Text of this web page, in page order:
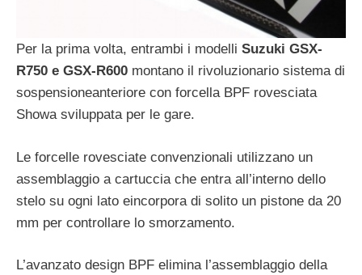
Per la prima volta, entrambi i modelli Suzuki GSX-
R750 e GSX-R600 montano il rivoluzionario sistema di
sospensioneanteriore con forcella BPF rovesciata
Showa sviluppata per le gare.
Le forcelle rovesciate convenzionali utilizzano un
assemblaggio a cartuccia che entra all’interno dello
stelo su ogni lato eincorpora di solito un pistone da 20
mm per controllare lo smorzamento.
L’avanzato design BPF elimina l’assemblaggio della